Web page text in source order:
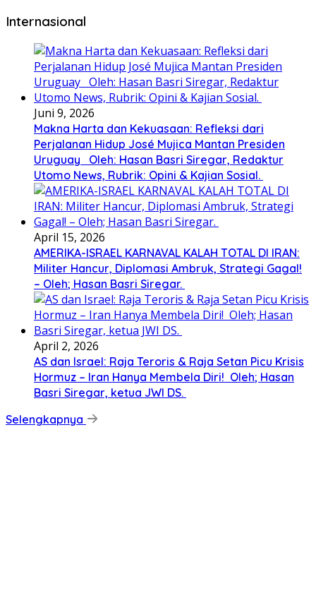
Internasional
Juni 9, 2026
Makna Harta dan Kekuasaan: Refleksi dari
Perjalanan Hidup José Mujica Mantan Presiden
Uruguay Oleh: Hasan Basri Siregar, Redaktur
Utomo News, Rubrik: Opini & Kajian Sosial.
April 15, 2026
AMERIKA-ISRAEL KARNAVAL KALAH TOTAL DI IRAN:
Militer Hancur, Diplomasi Ambruk, Strategi Gagal!
– Oleh; Hasan Basri Siregar.
April 2, 2026
AS dan Israel: Raja Teroris & Raja Setan Picu Krisis
Hormuz – Iran Hanya Membela Diri! Oleh; Hasan
Basri Siregar, ketua JWI DS.
Selengkapnya